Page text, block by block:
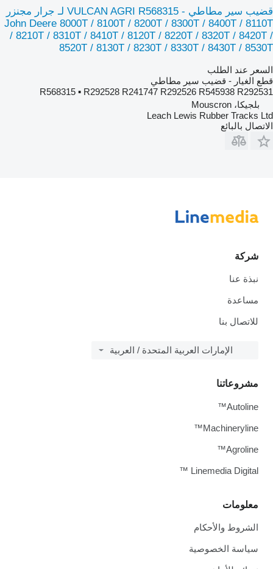
قضيب سير مطاطي - VULCAN AGRI R568315 لـ جرار مجنزر
John Deere 8000T / 8100T / 8200T / 8300T / 8400T / 8110T
/ 8210T / 8310T / 8410T / 8120T / 8220T / 8320T / 8420T /
8520T / 8130T / 8230T / 8330T / 8430T / 8530T
السعر عند الطلب
قطع الغيار - قضيب سير مطاطي
R568315 ▪ R292528 R241747 R292526 R545938 R292531
بلجيكا، Mouscron
Leach Lewis Rubber Tracks Ltd
الاتصال بالبائع
شركة
نبذة عنا
مساعدة
للاتصال بنا
الإمارات العربية المتحدة / العربية
معلومات
الشروط والأحكام
سياسة الخصوصية
مشروعاتنا
Autoline™
Machineryline™
Agroline™
Linemedia Digital ™